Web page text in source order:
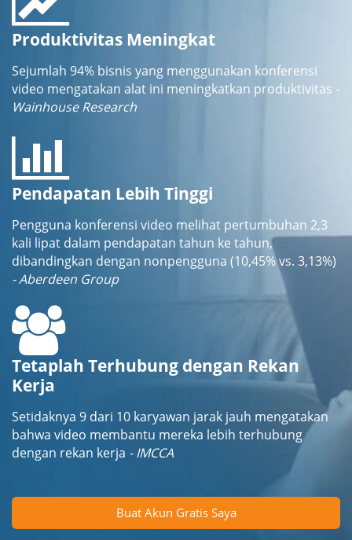
Produktivitas Meningkat
Sejumlah 94% bisnis yang menggunakan konferensi
video mengatakan alat ini meningkatkan produktivitas -
Wainhouse Research
Pendapatan Lebih Tinggi
Pengguna konferensi video melihat pertumbuhan 2,3
kali lipat dalam pendapatan tahun ke tahun,
dibandingkan dengan nonpengguna (10,45% vs. 3,13%)
- Aberdeen Group
Tetaplah Terhubung dengan Rekan
Kerja
Setidaknya 9 dari 10 karyawan jarak jauh mengatakan
bahwa video membantu mereka lebih terhubung
dengan rekan kerja - IMCCA
Buat Akun Gratis Saya